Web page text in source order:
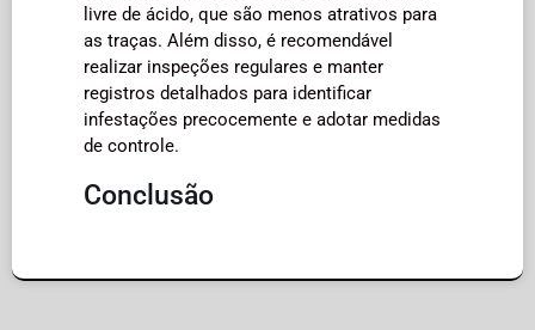
livre de ácido, que são menos atrativos para
as traças. Além disso, é recomendável
realizar inspeções regulares e manter
registros detalhados para identificar
infestações precocemente e adotar medidas
de controle.
Conclusão